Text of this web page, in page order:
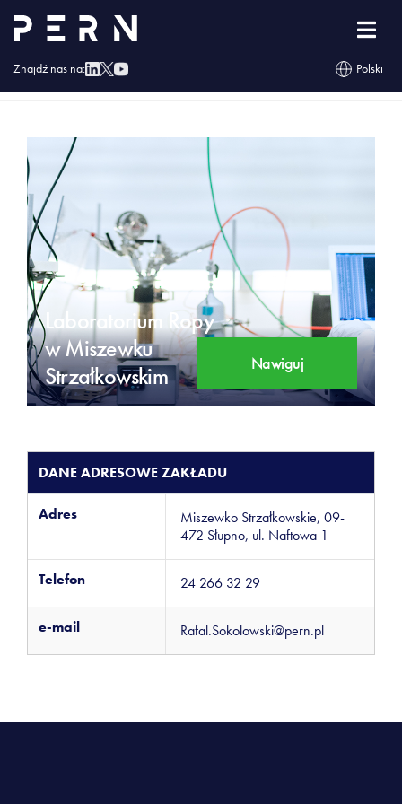
Znajdź nas na: Polski
Laboratorium Ropy
w Miszewku
Strzałkowskim
Nawiguj
DANE ADRESOWE ZAKŁADU
Adres
Miszewko Strzałkowskie, 09-
472 Słupno, ul. Naftowa 1
Telefon 24 266 32 29
e-mail Rafal.Sokolowski@pern.pl